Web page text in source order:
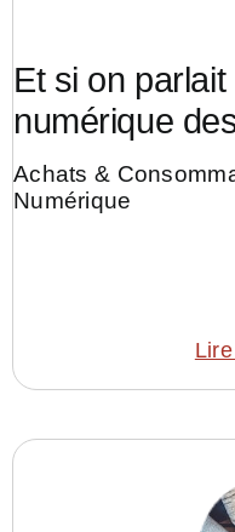
Et si on
numérique
Achats &
Numérique